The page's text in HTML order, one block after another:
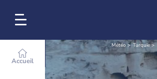
Accueil
Météo Turquie